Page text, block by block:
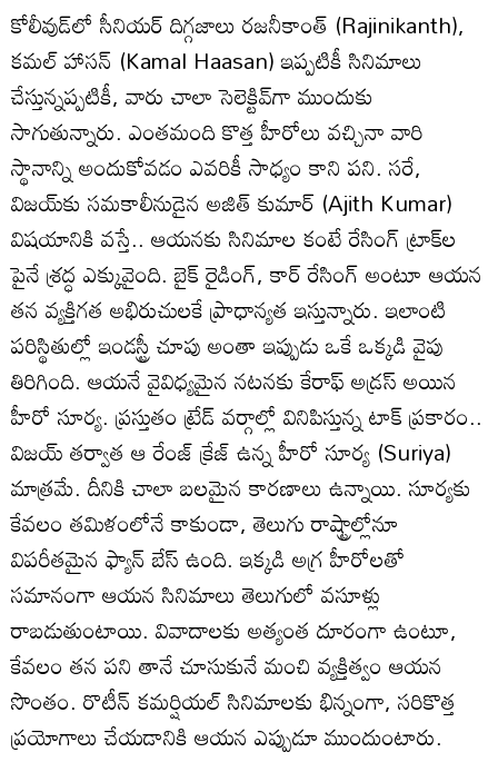
కోలీవుడ్‌లో సీనియర్ దిగ్గజాలు రజనీకాంత్ (Rajinikanth),
కమల్ హాసన్ (Kamal Haasan) ఇప్పటికీ సినిమాలు
చేస్తున్నప్పటికీ, వారు చాలా సెలెక్టివ్‌గా ముందుకు
సాగుతున్నారు. ఎంతమంది కొత్త హీరోలు వచ్చినా వారి
స్థానాన్ని అందుకోవడం ఎవరికీ సాధ్యం కాని పని. సరే,
విజయ్‌కు సమకాలీనుడైన అజిత్ కుమార్ (Ajith Kumar)
విషయానికి వస్తే.. ఆయనకు సినిమాల కంటే రేసింగ్ ట్రాక్‌ల
పైనే శ్రద్ధ ఎక్కువైంది. బైక్ రైడింగ్, కార్ రేసింగ్ అంటూ ఆయన
తన వ్యక్తిగత అభిరుచులకే ప్రాధాన్యత ఇస్తున్నారు. ఇలాంటి
పరిస్థితుల్లో ఇండస్ట్రీ చూపు అంతా ఇప్పుడు ఒకే ఒక్కడి వైపు
తిరిగింది. ఆయనే వైవిధ్యమైన నటనకు కేరాఫ్ అడ్రస్ అయిన
హీరో సూర్య. ప్రస్తుతం ట్రేడ్ వర్గాల్లో వినిపిస్తున్న టాక్ ప్రకారం..
విజయ్ తర్వాత ఆ రేంజ్ క్రేజ్ ఉన్న హీరో సూర్య (Suriya)
మాత్రమే. దీనికి చాలా బలమైన కారణాలు ఉన్నాయి. సూర్యకు
కేవలం తమిళంలోనే కాకుండా, తెలుగు రాష్ట్రాల్లోనూ
విపరీతమైన ఫ్యాన్ బేస్ ఉంది. ఇక్కడి అగ్ర హీరోలతో
సమానంగా ఆయన సినిమాలు తెలుగులో వసూళ్లు
రాబడుతుంటాయి. వివాదాలకు అత్యంత దూరంగా ఉంటూ,
కేవలం తన పని తానే చూసుకునే మంచి వ్యక్తిత్వం ఆయన
సొంతం. రొటీన్ కమర్షియల్ సినిమాలకు భిన్నంగా, సరికొత్త
ప్రయోగాలు చేయడానికి ఆయన ఎప్పుడూ ముందుంటారు.